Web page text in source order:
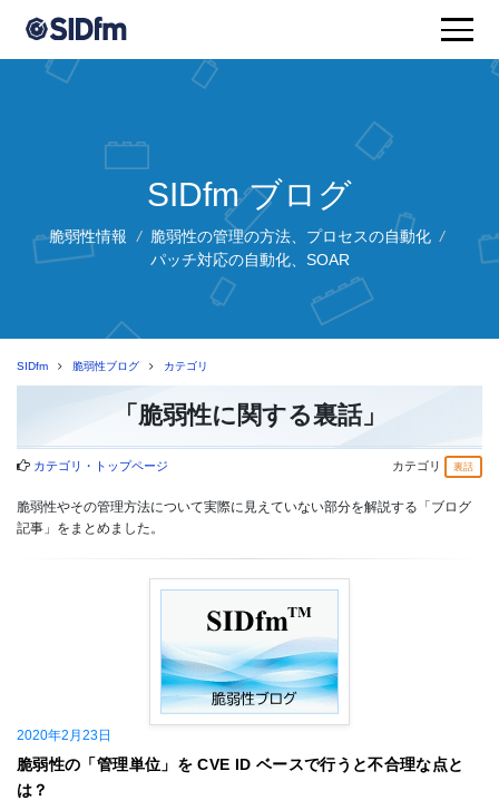
SIDfm ブログ
脆弱性情報 / 脆弱性の管理の方法、プロセスの自動化 /
パッチ対応の自動化、SOAR
SIDfm 脆弱性ブログ カテゴリ
「脆弱性に関する裏話」
カテゴリ・トップページ カテゴリ 裏話
脆弱性やその管理方法について実際に見えていない部分を解説する「ブログ
記事」をまとめました。
2020年2月23日
脆弱性の「管理単位」を CVE ID ベースで行うと不合理な点と
は？